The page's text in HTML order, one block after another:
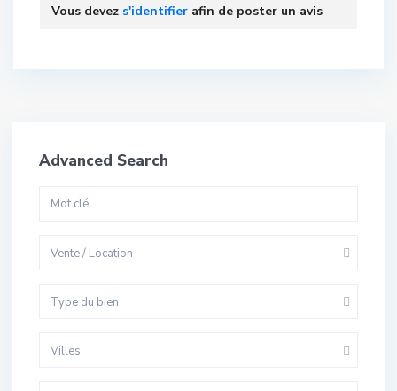
Vous devez s'identifier afin de poster un avis
Advanced Search
Vente / Location
Type du bien
Villes